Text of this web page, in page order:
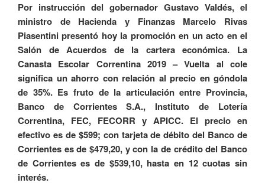
Por instrucción del gobernador Gustavo Valdés, el
ministro de Hacienda y Finanzas Marcelo Rivas
Piasentini presentó hoy la promoción en un acto en el
Salón de Acuerdos de la cartera económica. La
Canasta Escolar Correntina 2019 – Vuelta al cole
significa un ahorro con relación al precio en góndola
de 35%. Es fruto de la articulación entre Provincia,
Banco de Corrientes S.A., Instituto de Lotería
Correntina, FEC, FECORR y APICC. El precio en
efectivo es de $599; con tarjeta de débito del Banco de
Corrientes es de $479,20, y con la de crédito del Banco
de Corrientes es de $539,10, hasta en 12 cuotas sin
interés.